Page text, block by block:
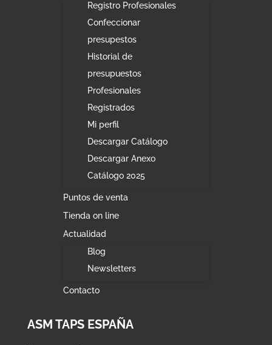
Registro Profesionales
Confeccionar
presupestos
Historial de
presupuestos
Profesionales
Registrados
Mi perfil
Descargar Catálogo
Descargar Anexo
Catálogo 2025
Puntos de venta
Tienda on line
Actualidad
Blog
Newsletters
Contacto
ASM TAPS ESPAÑA